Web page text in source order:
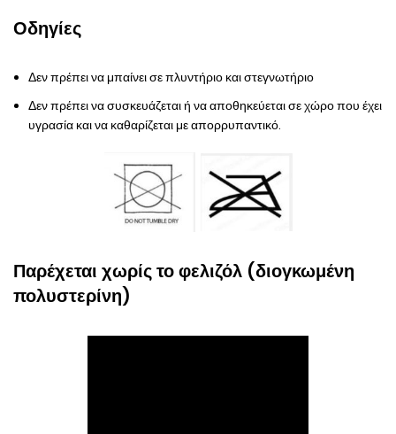
Οδηγίες
Δεν πρέπει να μπαίνει σε πλυντήριο και στεγνωτήριο
Δεν πρέπει να συσκευάζεται ή να αποθηκεύεται σε χώρο που έχει
υγρασία και να καθαρίζεται με απορρυπαντικό.
Παρέχεται χωρίς το φελιζόλ (διογκωμένη
πολυστερίνη)